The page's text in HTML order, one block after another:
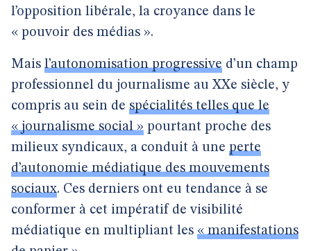
l’opposition libérale, la croyance dans le
« pouvoir des médias ».
Mais l’autonomisation progressive d’un champ
professionnel du journalisme au XXe siècle, y
compris au sein de spécialités telles que le
« journalisme social » pourtant proche des
milieux syndicaux, a conduit à une perte
d’autonomie médiatique des mouvements
sociaux. Ces derniers ont eu tendance à se
conformer à cet impératif de visibilité
médiatique en multipliant les « manifestations